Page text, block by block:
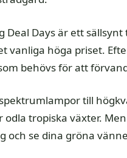
Deal Days är ett
vanliga höga priset.
behövs för att
till
odla tropiska växter.
och se dina gröna